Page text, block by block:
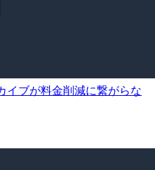
イブが料金削減に繋がらな